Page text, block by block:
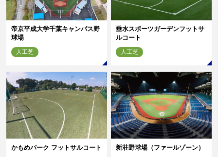
帝京平成大学千葉キャンパス野
球場
人工芝
垂水スポーツガーデンフットサ
ルコート
人工芝
かもめパーク フットサルコート 新荘野球場（ファールゾーン）